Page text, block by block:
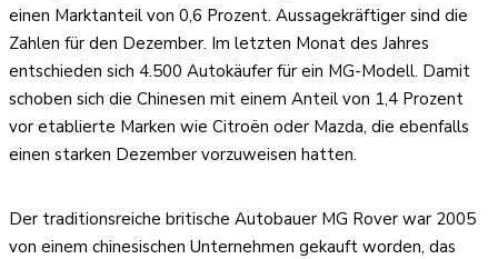
einen Marktanteil von 0,6 Prozent. Aussagekräftiger sind die
Zahlen für den Dezember. Im letzten Monat des Jahres
entschieden sich 4.500 Autokäufer für ein MG-Modell. Damit
schoben sich die Chinesen mit einem Anteil von 1,4 Prozent
vor etablierte Marken wie Citroën oder Mazda, die ebenfalls
einen starken Dezember vorzuweisen hatten.
Der traditionsreiche britische Autobauer MG Rover war 2005
von einem chinesischen Unternehmen gekauft worden, das